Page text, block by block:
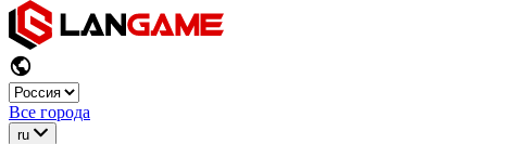
Все города
ru